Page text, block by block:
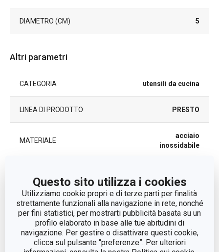
Questo sito utilizza i cookies
Utilizziamo cookie propri e di terze parti per finalità
strettamente funzionali alla navigazione in rete, nonché
per fini statistici, per mostrarti pubblicità basata su un
profilo elaborato in base alle tue abitudini di
navigazione. Per gestire o disattivare questi cookie,
clicca sul pulsante “preferenze”. Per ulteriori
DIAMETRO (CM) 5
Altri parametri
CATEGORIA utensili da cucina
LINEA DI PRODOTTO PRESTO
MATERIALE
acciaio
inossidabile
COLORE Acciaio
LAVAGGIO IN LAVASTOVIGLIE
EAN 8595028432480